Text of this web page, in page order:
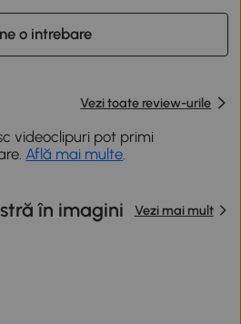
o intrebare
Vezi toate review-urile
videoclipuri pot primi
Află mai multe.
în imagini Vezi mai mult